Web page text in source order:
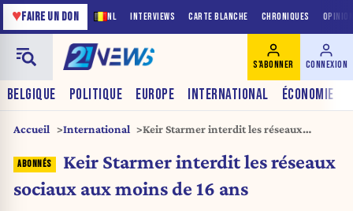
NL INTERVIEWS CARTE BLANCHE CHRONIQUES
♥FAIRE UN DON
BELGIQUE POLITIQUE EUROPE INTERNATIONAL ÉCONOMIE
S'ABONNER CONNEXION
Accueil International
Keir Starmer interdit les réseaux
Keir Starmer interdit les réseaux
sociaux aux moins de 16 ans